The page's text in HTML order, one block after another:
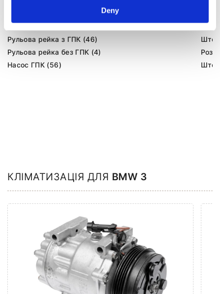
Deny
Агрегати рульового управління (146)
Рульова рейка з ГПК (46)
Рульова рейка без ГПК (4)
Насос ГПК (56)
Шток
КЛІМАТИЗАЦІЯ ДЛЯ BMW 3